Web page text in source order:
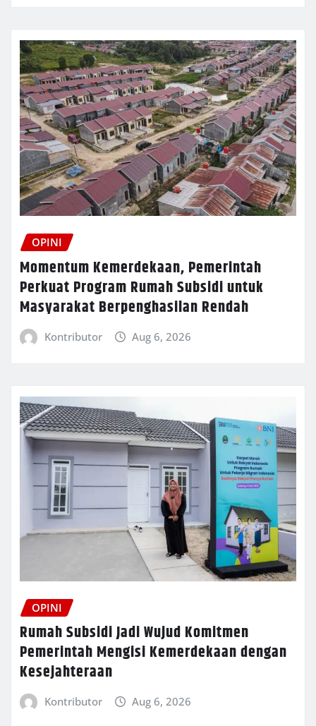
OPINI
Momentum Kemerdekaan, Pemerintah
Perkuat Program Rumah Subsidi untuk
Masyarakat Berpenghasilan Rendah
Kontributor Aug 6, 2026
OPINI
Rumah Subsidi Jadi Wujud Komitmen
Pemerintah Mengisi Kemerdekaan dengan
Kesejahteraan
Kontributor Aug 6, 2026